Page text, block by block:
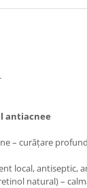
antiacnee
– curățare
local, antiseptic,
natural) –